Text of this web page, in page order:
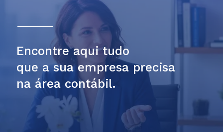
Encontre aqui tudo
que a sua empresa precisa
na área contábil.